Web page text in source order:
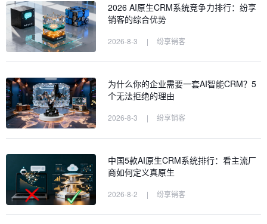
2026 AI原生CRM系统竞争力排行：纷享
销客的综合优势
2026-8-3 | 纷享销客
为什么你的企业需要一套AI智能CRM？5
个无法拒绝的理由
2026-8-3 | 纷享销客
中国5款AI原生CRM系统排行：看主流厂
商如何定义真原生
2026-8-2 | 纷享销客